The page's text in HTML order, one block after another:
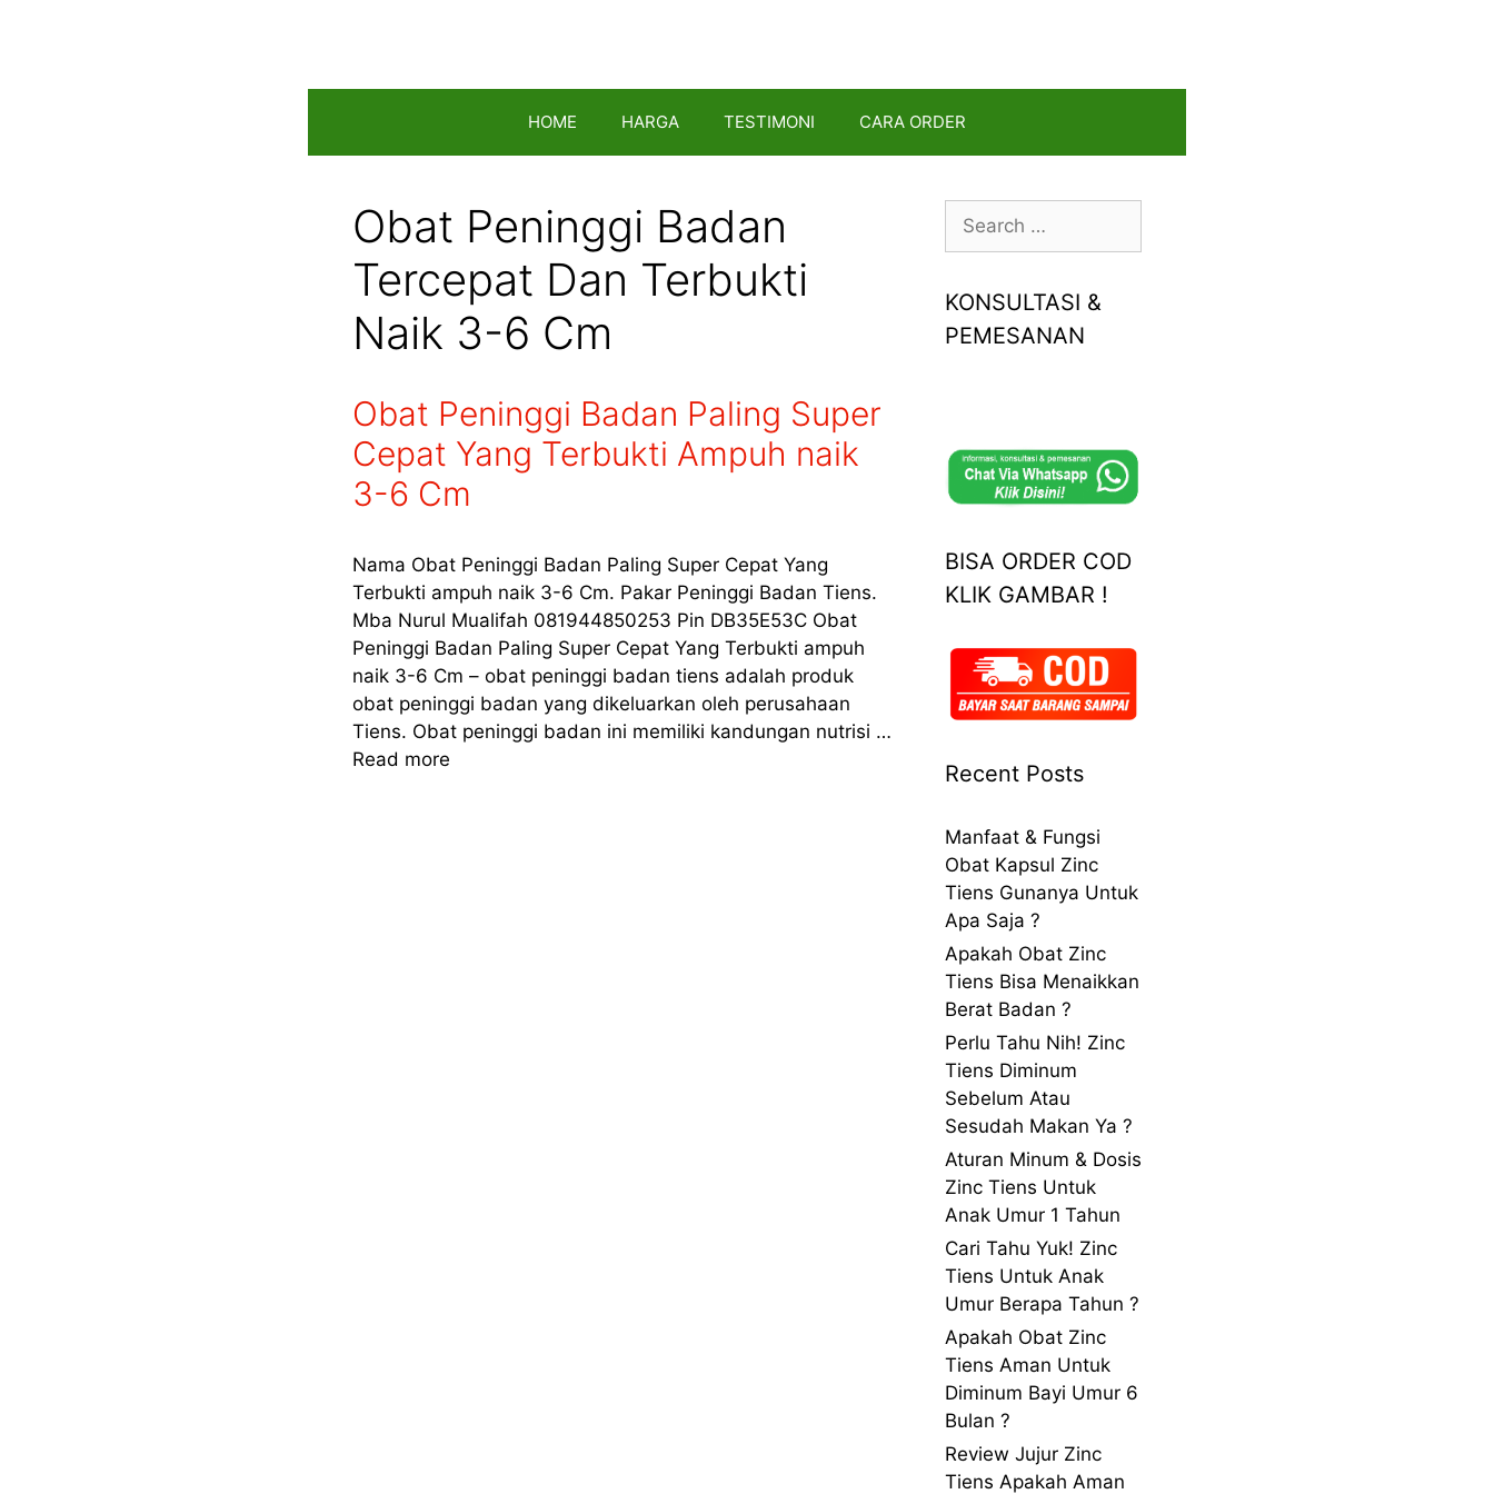
HOME HARGA TESTIMONI CARA ORDER
Obat Peninggi Badan
Tercepat Dan Terbukti
Naik 3-6 Cm
Obat Peninggi Badan Paling Super
Cepat Yang Terbukti Ampuh naik
3-6 Cm
Nama Obat Peninggi Badan Paling Super Cepat Yang
Terbukti ampuh naik 3-6 Cm. Pakar Peninggi Badan Tiens.
Mba Nurul Mualifah 081944850253 Pin DB35E53C Obat
Peninggi Badan Paling Super Cepat Yang Terbukti ampuh
naik 3-6 Cm – obat peninggi badan tiens adalah produk
obat peninggi badan yang dikeluarkan oleh perusahaan
Tiens. Obat peninggi badan ini memiliki kandungan nutrisi …
Read more
Search
for:
KONSULTASI &
PEMESANAN
BISA ORDER COD
KLIK GAMBAR !
Recent Posts
Manfaat & Fungsi
Obat Kapsul Zinc
Tiens Gunanya Untuk
Apa Saja ?
Apakah Obat Zinc
Tiens Bisa Menaikkan
Berat Badan ?
Perlu Tahu Nih! Zinc
Tiens Diminum
Sebelum Atau
Sesudah Makan Ya ?
Aturan Minum & Dosis
Zinc Tiens Untuk
Anak Umur 1 Tahun
Cari Tahu Yuk! Zinc
Tiens Untuk Anak
Umur Berapa Tahun ?
Apakah Obat Zinc
Tiens Aman Untuk
Diminum Bayi Umur 6
Bulan ?
Review Jujur Zinc
Tiens Apakah Aman